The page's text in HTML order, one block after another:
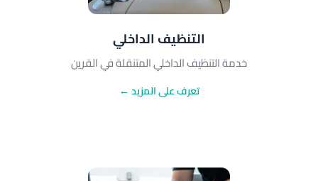
التنظيف الداخلي
خدمة التنظيف الداخلي المتنقلة في القرين
تعرف على المزيد ←